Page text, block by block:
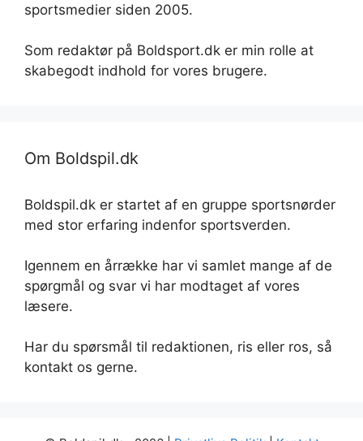
sportsmedier siden 2005.
Som redaktør på Boldsport.dk er min rolle at
skabegodt indhold for vores brugere.
Om Boldspil.dk
Boldspil.dk er startet af en gruppe sportsnørder
med stor erfaring indenfor sportsverden.
Igennem en årrække har vi samlet mange af de
spørgmål og svar vi har modtaget af vores
læsere.
Har du spørsmål til redaktionen, ris eller ros, så
kontakt os gerne.